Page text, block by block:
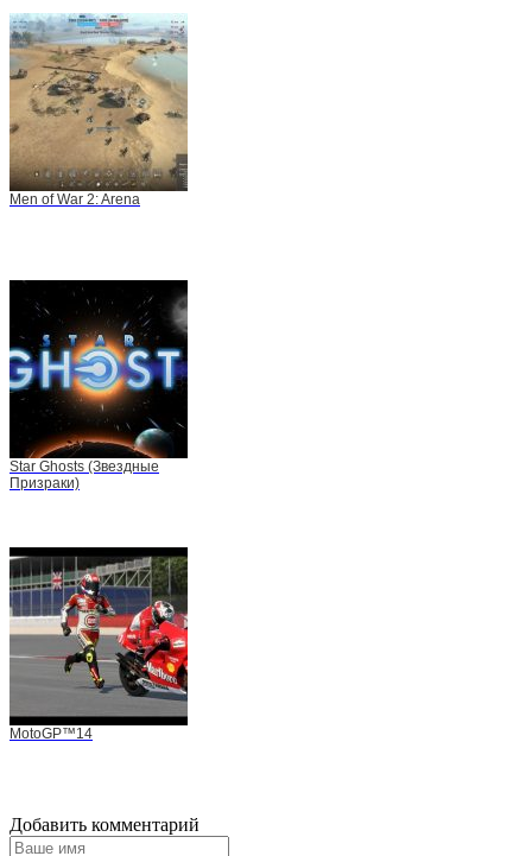
Men of War 2: Arena
Star Ghosts (Звездные
Призраки)
MotoGP™14
Добавить комментарий